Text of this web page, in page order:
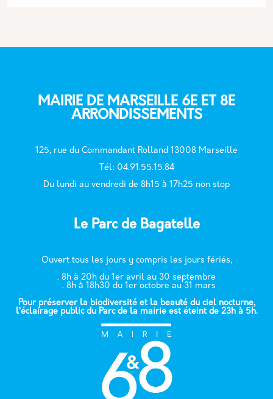
MAIRIE DE MARSEILLE 6E ET 8E
ARRONDISSEMENTS
125, rue du Commandant Rolland 13008 Marseille
T él: 04.91.55.15.84
Du lundi au vendredi de 8h15 à 17h25 non stop
Le Parc de Bagatelle
Ouvert tous les jours y compris les jours fériés,
. 8h à 20h du 1er avril au 30 septembre
. 8h à 18h30 du 1er octobre au 31 mars
Pour préserver la biodiversité et la beauté du ciel nocturne,
l’éclairage public du Parc de la mairie est éteint de 23h à 5h.